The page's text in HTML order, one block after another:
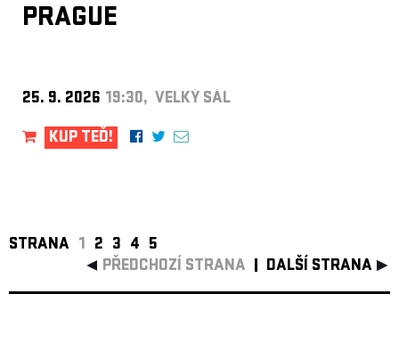
PRAGUE
25. 9. 2026 19:30, VELKÝ SÁL
KUP TEĎ!
STRANA 1 2 3 4 5
PŘEDCHOZÍ STRANA
DALŠÍ STRANA